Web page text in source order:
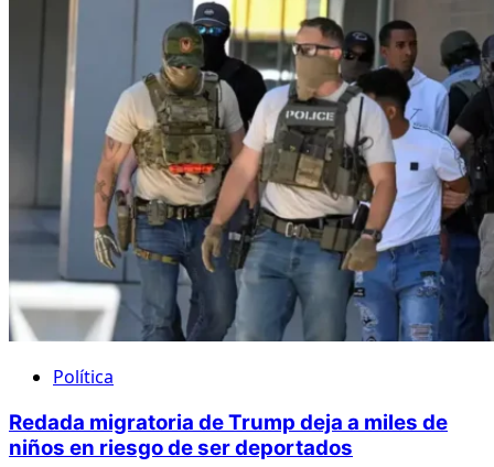
Política
Redada migratoria de Trump deja a miles de
niños en riesgo de ser deportados